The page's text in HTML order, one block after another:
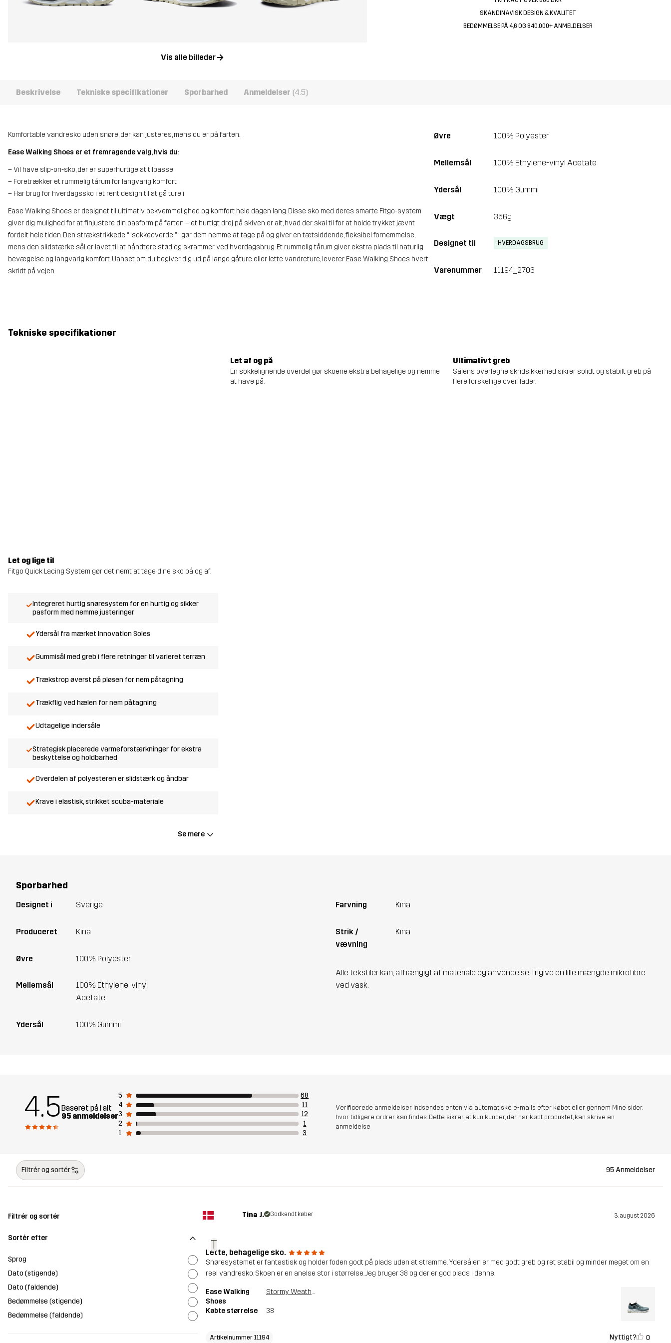
Vis alle billeder
SKANDINAVISK DESIGN & KVALITET
BEDØMMELSE PÅ 4,6 OG 840.000+ ANMELDELSER
Beskrivelse Tekniske specifikationer Sporbarhed Anmeldelser (4.5)
Komfortable vandresko uden snøre, der kan justeres, mens du er på farten.
Ease Walking Shoes er et fremragende valg, hvis du:
– Vil have slip-on-sko, der er superhurtige at tilpasse
– Foretrækker et rummelig tårum for langvarig komfort
– Har brug for hverdagssko i et rent design til at gå ture i
Ease Walking Shoes er designet til ultimativ bekvemmelighed og komfort hele dagen lang. Disse sko med deres smarte Fitgo-system
giver dig mulighed for at finjustere din pasform på farten – et hurtigt drej på skiven er alt, hvad der skal til for at holde trykket jævnt
fordelt hele tiden. Den strækstrikkede ““sokkeoverdel”” gør dem nemme at tage på og giver en tætsiddende, fleksibel fornemmelse,
mens den slidstærke sål er lavet til at håndtere stød og skrammer ved hverdagsbrug. Et rummelig tårum giver ekstra plads til naturlig
bevægelse og langvarig komfort. Uanset om du begiver dig ud på lange gåture eller lette vandreture, leverer Ease Walking Shoes hvert
skridt på vejen.
Øvre 100% Polyester
Mellemsål 100% Ethylene-vinyl Acetate
Ydersål 100% Gummi
Vægt 356g
Designet til HVERDAGSBRUG
Varenummer 11194_2706
Tekniske specifikationer
Let og lige til
Fitgo Quick Lacing System gør det nemt at tage dine sko på og af.
Let af og på
En sokkelignende overdel gør skoene ekstra behagelige og nemme
at have på.
Ultimativt greb
Sålens overlegne skridsikkerhed sikrer solidt og stabilt greb på
flere forskellige overflader.
Integreret hurtig snøresystem for en hurtig og sikker
pasform med nemme justeringer
Ydersål fra mærket Innovation Soles
Gummisål med greb i flere retninger til varieret terræn
Trækstrop øverst på pløsen for nem påtagning
Trækflig ved hælen for nem påtagning
Udtagelige indersåle
Strategisk placerede varmeforstærkninger for ekstra
beskyttelse og holdbarhed
Overdelen af polyesteren er slidstærk og åndbar
Krave i elastisk, strikket scuba-materiale
Se mere
Sporbarhed
Designet i Sverige
Produceret Kina
Øvre 100% Polyester
Mellemsål
100% Ethylene-vinyl
Acetate
Ydersål 100% Gummi
Farvning Kina
Strik /
vævning
Kina
Alle tekstiler kan, afhængigt af materiale og anvendelse, frigive en lille mængde mikrofibre
ved vask.
4.5Baseret på i alt
95 anmeldelser
5
68
4
11
3
12
2
1
1
3
Verificerede anmeldelser indsendes enten via automatiske e-mails efter købet eller gennem Mine sider,
hvor tidligere ordrer kan findes. Dette sikrer, at kun kunder, der har købt produktet, kan skrive en
anmeldelse
Filtrér og sortér 95 Anmeldelser
Filtrér og sortér
Sortér efter
Sprog
Dato (stigende)
Dato (faldende)
Bedømmelse (stigende)
Bedømmelse (faldende)
T
Tina J. Godkendt køber 3. august 2026
Lette, behagelige sko.
Snøresystemet er fantastisk og holder foden godt på plads uden at stramme. Ydersålen er med godt greb og ret stabil og minder meget om en
reel vandresko. Skoen er en anelse stor i størrelse. Jeg bruger 38 og der er god plads i denne.
Ease Walking
Shoes
Stormy Weather
Købte størrelse 38
Artikelnummer 11194 Nyttigt? 0